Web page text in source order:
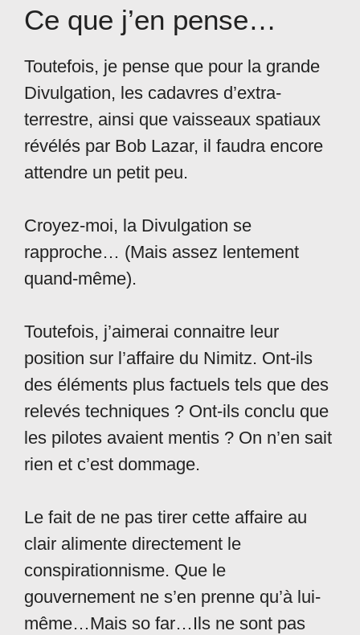
Ce que j’en pense…
Toutefois, je pense que pour la grande
Divulgation, les cadavres d’extra-
terrestre, ainsi que vaisseaux spatiaux
révélés par Bob Lazar, il faudra encore
attendre un petit peu.
Croyez-moi, la Divulgation se
rapproche… (Mais assez lentement
quand-même).
Toutefois, j’aimerai connaitre leur
position sur l’affaire du Nimitz. Ont-ils
des éléments plus factuels tels que des
relevés techniques ? Ont-ils conclu que
les pilotes avaient mentis ? On n’en sait
rien et c’est dommage.
Le fait de ne pas tirer cette affaire au
clair alimente directement le
conspirationnisme. Que le
gouvernement ne s’en prenne qu’à lui-
même…Mais so far…Ils ne sont pas